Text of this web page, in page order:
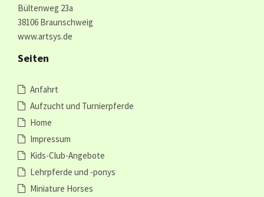
Bültenweg 23a
38106 Braunschweig
www.artsys.de
Seiten
Anfahrt
Aufzucht und Turnierpferde
Home
Impressum
Kids-Club-Angebote
Lehrpferde und -ponys
Miniature Horses